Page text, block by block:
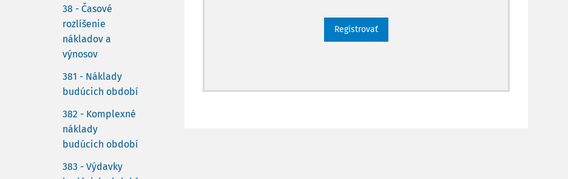
38 - Časové
rozlíšenie
nákladov a
výnosov
381 - Náklady
budúcich období
382 - Komplexné
náklady
budúcich období
383 - Výdavky
Registrovať